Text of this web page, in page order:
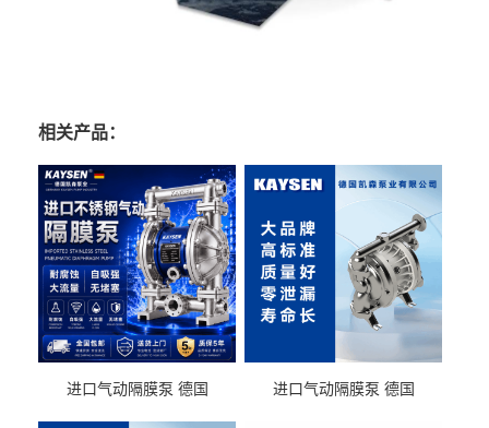
相关产品：
进口气动隔膜泵 德国
进口气动隔膜泵 德国